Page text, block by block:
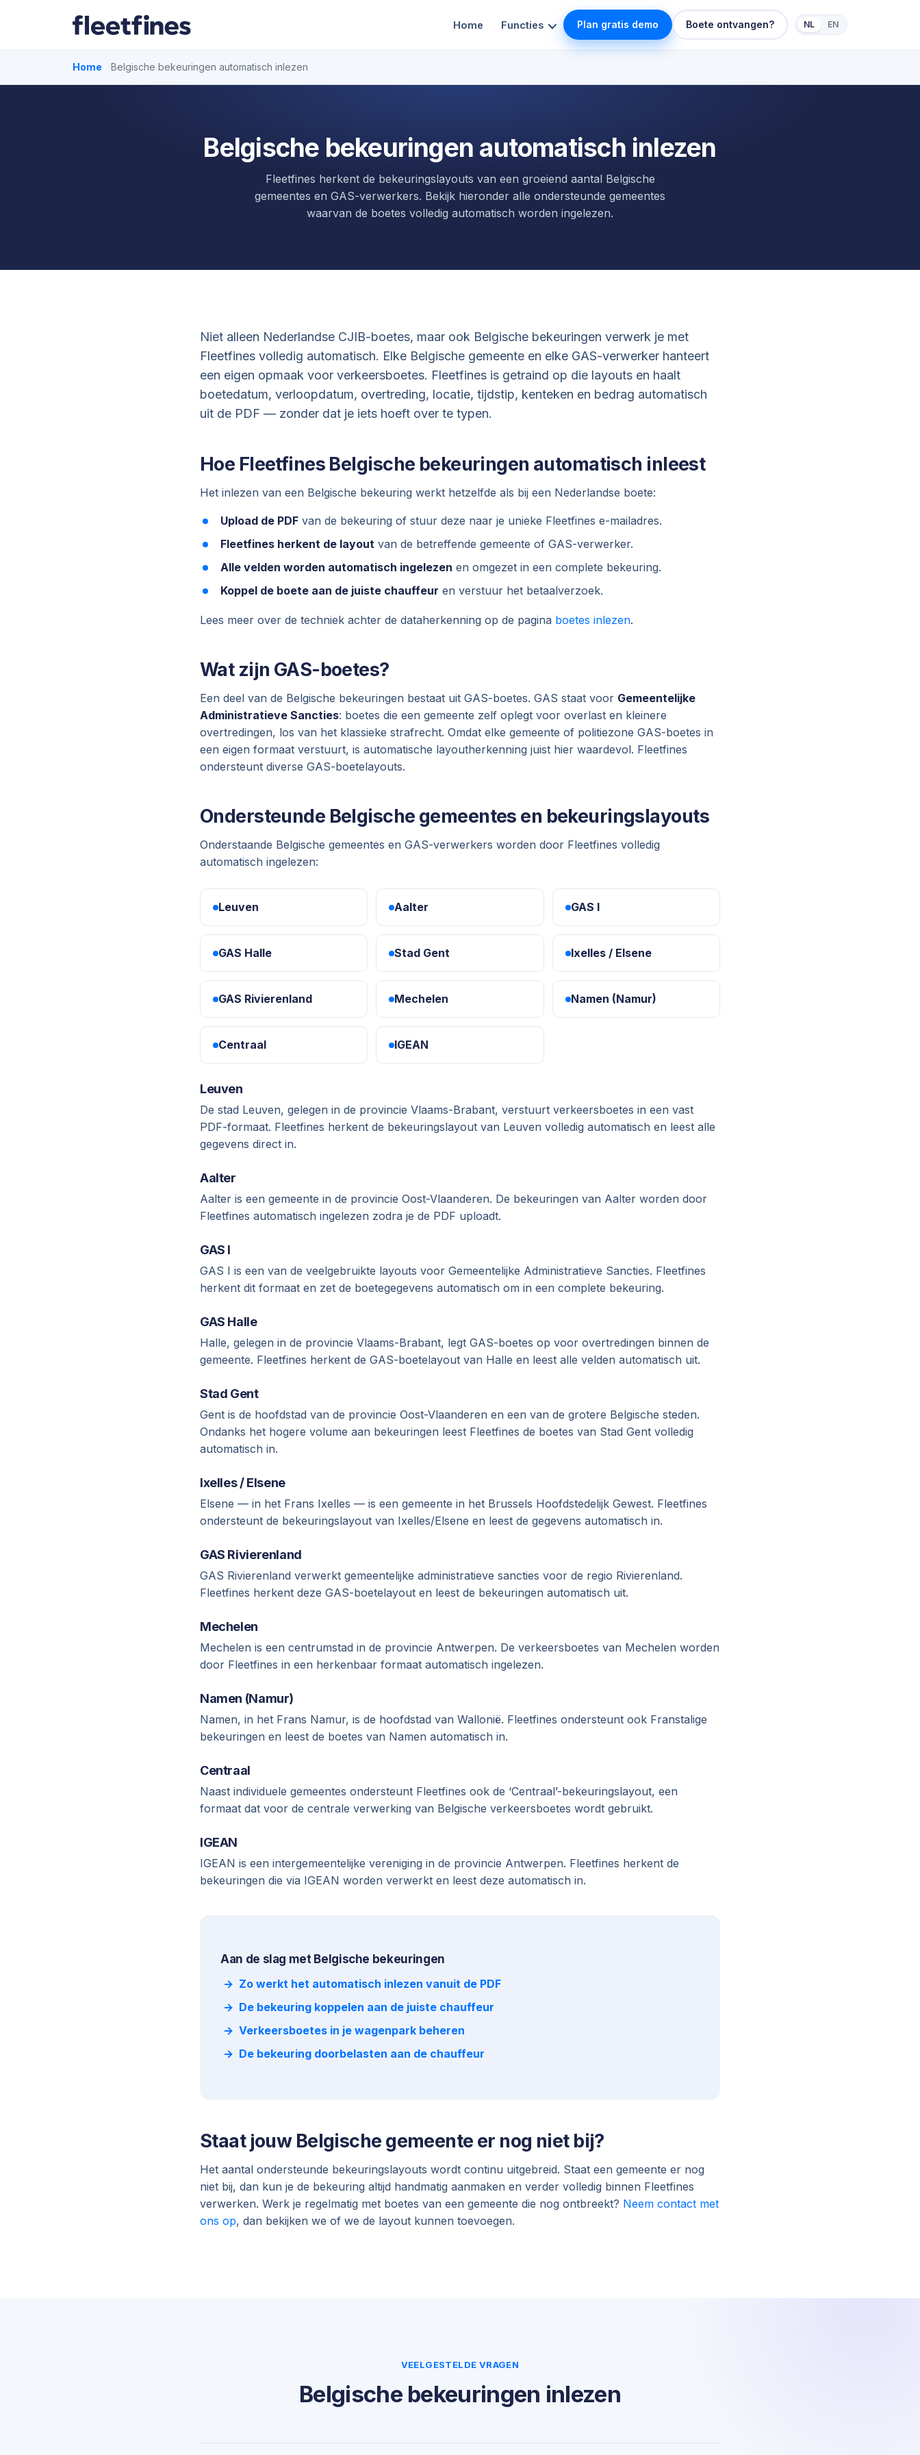
Home Functies Plan gratis demo Boete ontvangen? NL EN
Home Belgische bekeuringen automatisch inlezen
Belgische bekeuringen automatisch inlezen
Fleetfines herkent de bekeuringslayouts van een groeiend aantal Belgische
gemeentes en GAS-verwerkers. Bekijk hieronder alle ondersteunde gemeentes
waarvan de boetes volledig automatisch worden ingelezen.
Niet alleen Nederlandse CJIB-boetes, maar ook Belgische bekeuringen verwerk je met
Fleetfines volledig automatisch. Elke Belgische gemeente en elke GAS-verwerker hanteert
een eigen opmaak voor verkeersboetes. Fleetfines is getraind op die layouts en haalt
boetedatum, verloopdatum, overtreding, locatie, tijdstip, kenteken en bedrag automatisch
uit de PDF — zonder dat je iets hoeft over te typen.
Hoe Fleetfines Belgische bekeuringen automatisch inleest
Het inlezen van een Belgische bekeuring werkt hetzelfde als bij een Nederlandse boete:
Upload de PDF van de bekeuring of stuur deze naar je unieke Fleetfines e-mailadres.
Fleetfines herkent de layout van de betreffende gemeente of GAS-verwerker.
Alle velden worden automatisch ingelezen en omgezet in een complete bekeuring.
Koppel de boete aan de juiste chauffeur en verstuur het betaalverzoek.
Lees meer over de techniek achter de dataherkenning op de pagina boetes inlezen.
Wat zijn GAS-boetes?
Een deel van de Belgische bekeuringen bestaat uit GAS-boetes. GAS staat voor Gemeentelijke
Administratieve Sancties: boetes die een gemeente zelf oplegt voor overlast en kleinere
overtredingen, los van het klassieke strafrecht. Omdat elke gemeente of politiezone GAS-boetes in
een eigen formaat verstuurt, is automatische layoutherkenning juist hier waardevol. Fleetfines
ondersteunt diverse GAS-boetelayouts.
Ondersteunde Belgische gemeentes en bekeuringslayouts
Onderstaande Belgische gemeentes en GAS-verwerkers worden door Fleetfines volledig
automatisch ingelezen:
Leuven Aalter GAS I
GAS Halle Stad Gent Ixelles / Elsene
GAS Rivierenland Mechelen Namen (Namur)
Centraal IGEAN
Leuven
De stad Leuven, gelegen in de provincie Vlaams-Brabant, verstuurt verkeersboetes in een vast
PDF-formaat. Fleetfines herkent de bekeuringslayout van Leuven volledig automatisch en leest alle
gegevens direct in.
Aalter
Aalter is een gemeente in de provincie Oost-Vlaanderen. De bekeuringen van Aalter worden door
Fleetfines automatisch ingelezen zodra je de PDF uploadt.
GAS I
GAS I is een van de veelgebruikte layouts voor Gemeentelijke Administratieve Sancties. Fleetfines
herkent dit formaat en zet de boetegegevens automatisch om in een complete bekeuring.
GAS Halle
Halle, gelegen in de provincie Vlaams-Brabant, legt GAS-boetes op voor overtredingen binnen de
gemeente. Fleetfines herkent de GAS-boetelayout van Halle en leest alle velden automatisch uit.
Stad Gent
Gent is de hoofdstad van de provincie Oost-Vlaanderen en een van de grotere Belgische steden.
Ondanks het hogere volume aan bekeuringen leest Fleetfines de boetes van Stad Gent volledig
automatisch in.
Ixelles / Elsene
Elsene — in het Frans Ixelles — is een gemeente in het Brussels Hoofdstedelijk Gewest. Fleetfines
ondersteunt de bekeuringslayout van Ixelles/Elsene en leest de gegevens automatisch in.
GAS Rivierenland
GAS Rivierenland verwerkt gemeentelijke administratieve sancties voor de regio Rivierenland.
Fleetfines herkent deze GAS-boetelayout en leest de bekeuringen automatisch uit.
Mechelen
Mechelen is een centrumstad in de provincie Antwerpen. De verkeersboetes van Mechelen worden
door Fleetfines in een herkenbaar formaat automatisch ingelezen.
Namen (Namur)
Namen, in het Frans Namur, is de hoofdstad van Wallonië. Fleetfines ondersteunt ook Franstalige
bekeuringen en leest de boetes van Namen automatisch in.
Centraal
Naast individuele gemeentes ondersteunt Fleetfines ook de ‘Centraal’-bekeuringslayout, een
formaat dat voor de centrale verwerking van Belgische verkeersboetes wordt gebruikt.
IGEAN
IGEAN is een intergemeentelijke vereniging in de provincie Antwerpen. Fleetfines herkent de
bekeuringen die via IGEAN worden verwerkt en leest deze automatisch in.
Aan de slag met Belgische bekeuringen
Zo werkt het automatisch inlezen vanuit de PDF
De bekeuring koppelen aan de juiste chauffeur
Verkeersboetes in je wagenpark beheren
De bekeuring doorbelasten aan de chauffeur
Staat jouw Belgische gemeente er nog niet bij?
Het aantal ondersteunde bekeuringslayouts wordt continu uitgebreid. Staat een gemeente er nog
niet bij, dan kun je de bekeuring altijd handmatig aanmaken en verder volledig binnen Fleetfines
verwerken. Werk je regelmatig met boetes van een gemeente die nog ontbreekt? Neem contact met
ons op, dan bekijken we of we de layout kunnen toevoegen.
VEELGESTELDE VRAGEN
Belgische bekeuringen inlezen